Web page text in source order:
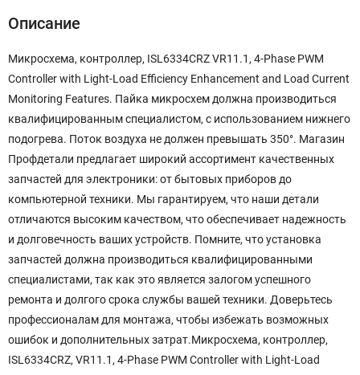
Описание
Микросхема, контроллер, ISL6334CRZ VR11.1, 4-Phase PWM
Controller with Light-Load Efficiency Enhancement and Load Current
Monitoring Features. Пайка микросхем должна производиться
квалифицированным специалистом, с использованием нижнего
подогрева. Поток воздуха не должен превышать 350°. Магазин
Профдетали предлагает широкий ассортимент качественных
запчастей для электроники: от бытовых приборов до
компьютерной техники. Мы гарантируем, что наши детали
отличаются высоким качеством, что обеспечивает надежность
и долговечность ваших устройств. Помните, что установка
запчастей должна производиться квалифицированными
специалистами, так как это является залогом успешного
ремонта и долгого срока службы вашей техники. Доверьтесь
профессионалам для монтажа, чтобы избежать возможных
ошибок и дополнительных затрат.Микросхема, контроллер,
ISL6334CRZ, VR11.1, 4-Phase PWM Controller with Light-Load